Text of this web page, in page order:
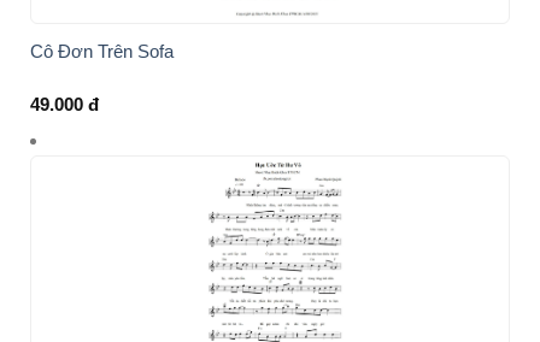
Cô Đơn Trên Sofa
49.000 đ